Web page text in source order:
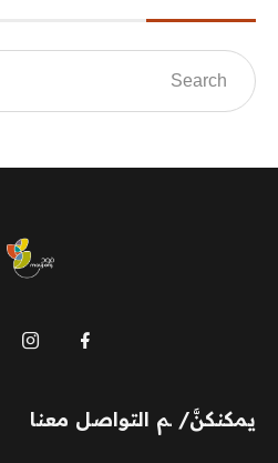
mauj
يمكنكنَّ/ ـم التواصل معنا